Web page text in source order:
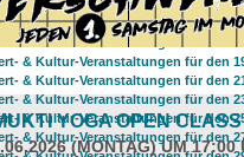
YOGA OPEN
(MONTAG) UM 17:00